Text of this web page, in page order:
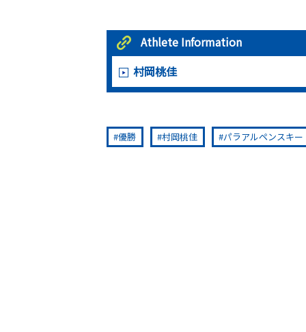
Athlete Information
村岡桃佳
優勝 村岡桃佳 パラアルペンスキー